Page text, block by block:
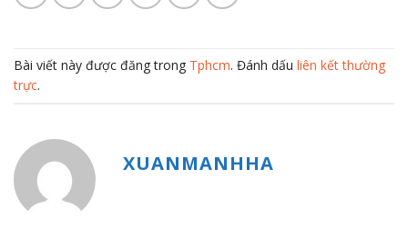
Bài viết này được đăng trong Tphcm. Đánh dấu liên kết thường
trực.
XUANMANHHA